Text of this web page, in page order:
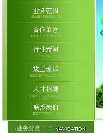
业务分类